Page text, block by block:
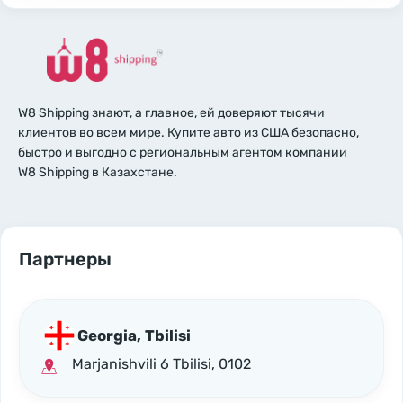
W8 Shipping знают, а главное, ей доверяют тысячи
клиентов во всем мире. Купите авто из США безопасно,
быстро и выгодно с региональным агентом компании
W8 Shipping в Казахстане.
Партнеры
Georgia, Tbilisi
Marjanishvili 6 Tbilisi, 0102